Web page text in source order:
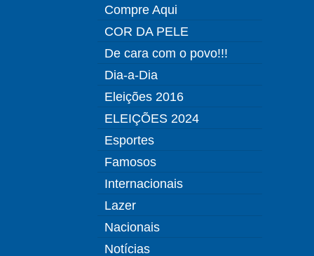
Compre Aqui
COR DA PELE
De cara com o povo!!!
Dia-a-Dia
Eleições 2016
ELEIÇÕES 2024
Esportes
Famosos
Internacionais
Lazer
Nacionais
Notícias